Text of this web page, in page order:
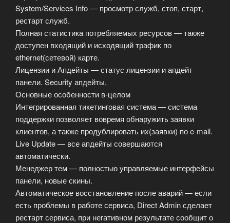
System/Services Info — просмотр служб, стоп, старт,
рестарт служб.
Полная статистика потребляемых ресурсов — также
доступен входящий и исходящий трафик по
ethernet(сетевой) карте.
Лицензии и Апдейты — статус лицензии и апдейт
панели. Security апдейты.
Основные особенности в-целом
Интегрированная тикетинговая система — система
поддержки позволяет вовремя обнаружить заявки
клиентов, а также продублировать их(заявки) по e-mail.
Live Update — все апдейты совершаются
автоматически.
Менеджер тем — полностью управляемые интерфейсы
панели, новые скины.
Автоматическое восстановление после аварий — если
есть проблемы в работе сервиса, Direct Admin сделает
рестарт сервиса, при негативном результате сообщит о